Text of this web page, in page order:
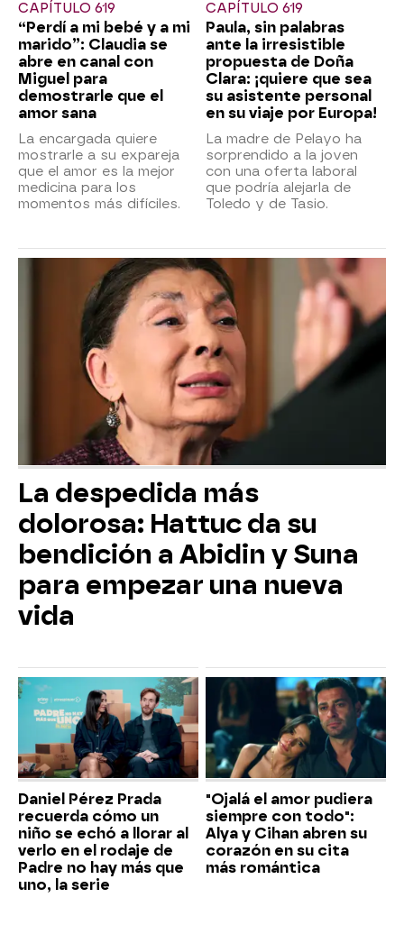
CAPÍTULO 619
“Perdí a mi bebé y a mi
marido”: Claudia se
abre en canal con
Miguel para
demostrarle que el
amor sana
La encargada quiere
mostrarle a su expareja
que el amor es la mejor
medicina para los
momentos más difíciles.
CAPÍTULO 619
Paula, sin palabras
ante la irresistible
propuesta de Doña
Clara: ¡quiere que sea
su asistente personal
en su viaje por Europa!
La madre de Pelayo ha
sorprendido a la joven
con una oferta laboral
que podría alejarla de
Toledo y de Tasio.
La despedida más
dolorosa: Hattuc da su
bendición a Abidin y Suna
para empezar una nueva
vida
Daniel Pérez Prada
recuerda cómo un
niño se echó a llorar al
verlo en el rodaje de
Padre no hay más que
uno, la serie
"Ojalá el amor pudiera
siempre con todo":
Alya y Cihan abren su
corazón en su cita
más romántica